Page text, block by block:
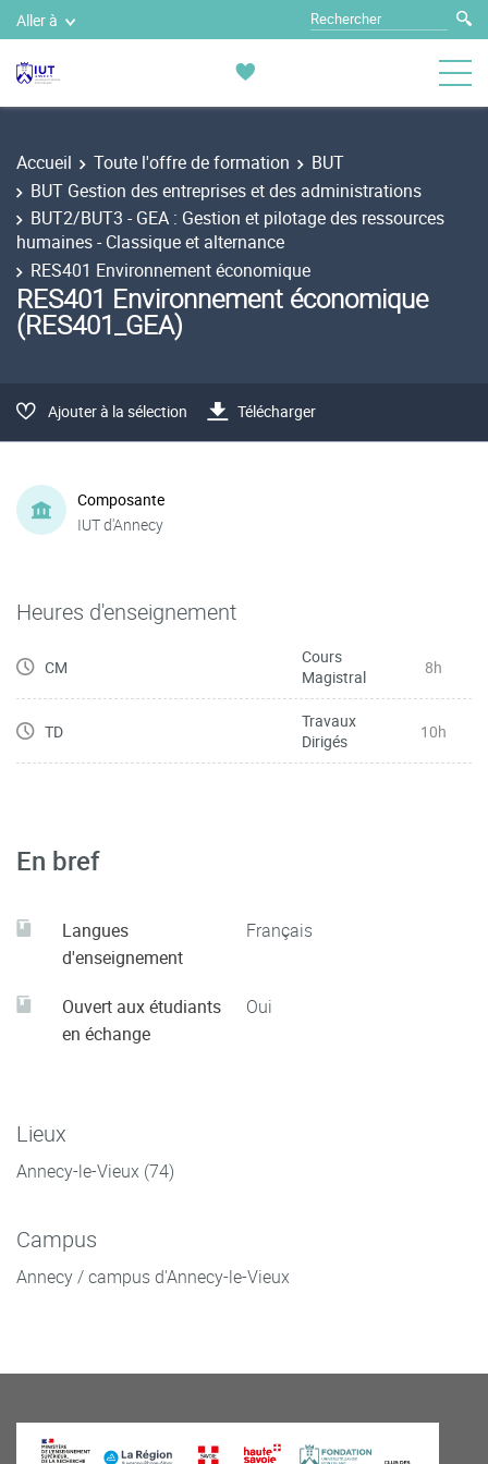
Aller à
Accueil Toute l'offre de formation
BUT
BUT Gestion des entreprises et des administrations
BUT2/BUT3 - GEA : Gestion et pilotage des ressources
humaines - Classique et alternance
RES401 Environnement économique
RES401 Environnement économique
(RES401_GEA)
Ajouter à la sélection Télécharger
Composante
IUT d'Annecy
Heures d'enseignement
CM
Cours
Magistral
8h
TD
Travaux
Dirigés
10h
En bref
Langues
d'enseignement
Français
Ouvert aux étudiants
en échange
Oui
Lieux
Annecy-le-Vieux (74)
Campus
Annecy / campus d'Annecy-le-Vieux